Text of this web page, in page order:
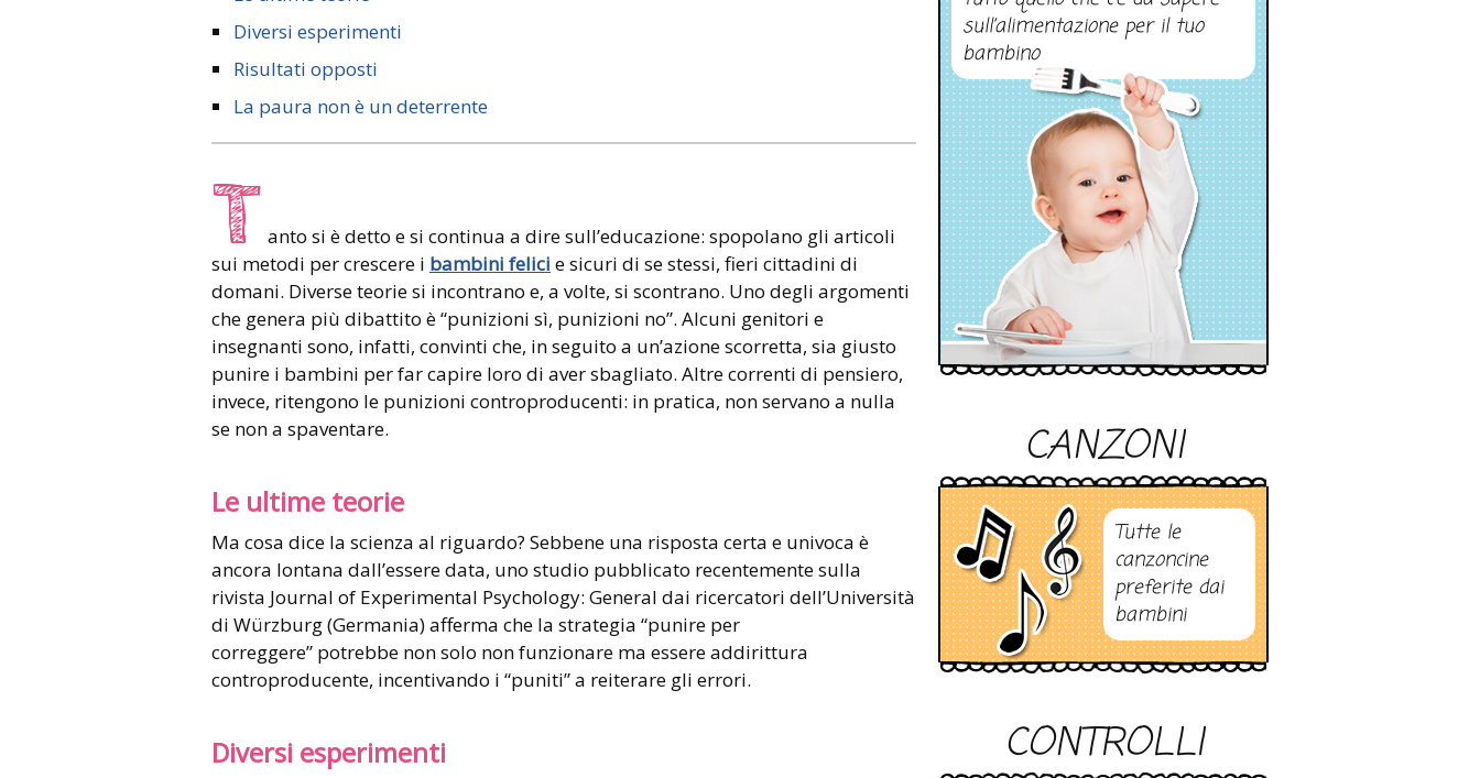
Diversi esperimenti
Risultati opposti
La paura non è un deterrente
T anto si è detto e si continua a dire sull’educazione: spopolano gli articoli
sui metodi per crescere i bambini felici e sicuri di se stessi, fieri cittadini di
domani. Diverse teorie si incontrano e, a volte, si scontrano. Uno degli argomenti
che genera più dibattito è “punizioni sì, punizioni no”. Alcuni genitori e
insegnanti sono, infatti, convinti che, in seguito a un’azione scorretta, sia giusto
punire i bambini per far capire loro di aver sbagliato. Altre correnti di pensiero,
invece, ritengono le punizioni controproducenti: in pratica, non servano a nulla
se non a spaventare.
Le ultime teorie
Ma cosa dice la scienza al riguardo? Sebbene una risposta certa e univoca è
ancora lontana dall’essere data, uno studio pubblicato recentemente sulla
rivista Journal of Experimental Psychology: General dai ricercatori dell’Università
di Würzburg (Germania) afferma che la strategia “punire per
correggere” potrebbe non solo non funzionare ma essere addirittura
controproducente, incentivando i “puniti” a reiterare gli errori.
Diversi esperimenti
sull’alimentazione per il tuo
bambino
CANZONI
Tutte le
canzoncine
preferite dai
bambini
CONTROLLI